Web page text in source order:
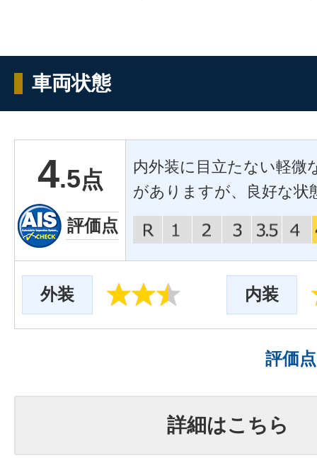
車両状態
4.5点
評価点
内外装に目立たない軽微
がありますが、良好な状
外装 内装
評価
詳細はこちら